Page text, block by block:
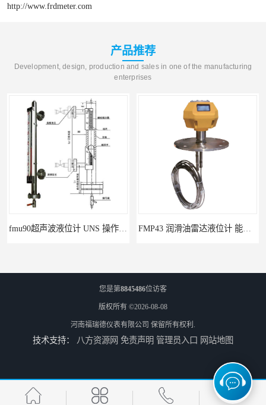
http://www.frdmeter.com
产品推荐
Development, design, production and sales in one of the manufacturing
enterprises
云南高加智能锅炉汽包液位计 窑头窑尾液位计 性能稳定 甘肃高温高压型液位变送器 川仪液位计
您是第8845486位访客
版权所有 ©2026-08-08
河南福瑞德仪表有限公司 保留所有权利.
技术支持： 八方资源网 免责声明 管理员入口 网站地图